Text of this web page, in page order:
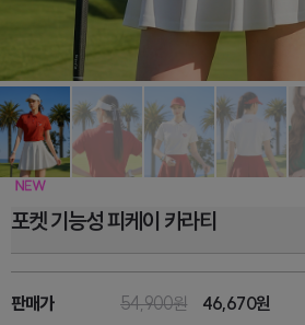
포켓 기능성 피케이 카라티
판매가 54,900원 46,670원